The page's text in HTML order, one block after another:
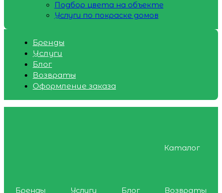
Подбор цвета на объекте
Услуги по покраске домов
Бренды
Услуги
Блог
Возвраты
Оформление заказа
Каталог
Бренды Услуги Блог
Возвраты